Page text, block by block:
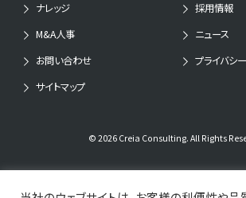
ナレッジ
採用情報
M&A人事
ニュース
お問い合わせ
プライバシ
サイトマップ
© 2026 Creia Consulting. All Rights